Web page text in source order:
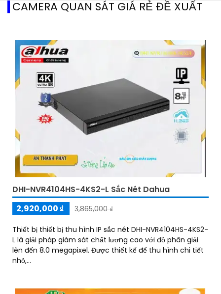
CAMERA QUAN SÁT GIÁ RẺ ĐỀ XUẤT
DHI-NVR4104HS-4KS2-L Sắc Nét Dahua
2,920,000 ₫
3,865,000 ₫
Thiết bị thiết bị thu hình IP sắc nét DHI-NVR4104HS-4KS2-
L là giải pháp giám sát chất lượng cao với độ phân giải
lên đến 8.0 megapixel. Được thiết kế để thu hình chi tiết
nhỏ,...